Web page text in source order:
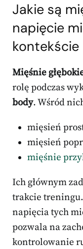
Jakie są
napięcie
Mięśnie
rolę podczas
body. Wśród
mięsień
mięsień
mięśnie
Ich głównym
trakcie
napięcia tych
pozwala na
kontrolowanie